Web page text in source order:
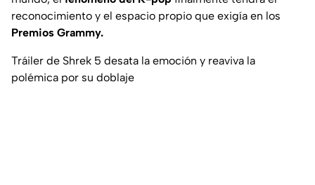
reconocimiento y el espacio propio que exigía en los
Premios Grammy.
Tráiler de Shrek 5 desata la emoción y reaviva la
polémica por su doblaje